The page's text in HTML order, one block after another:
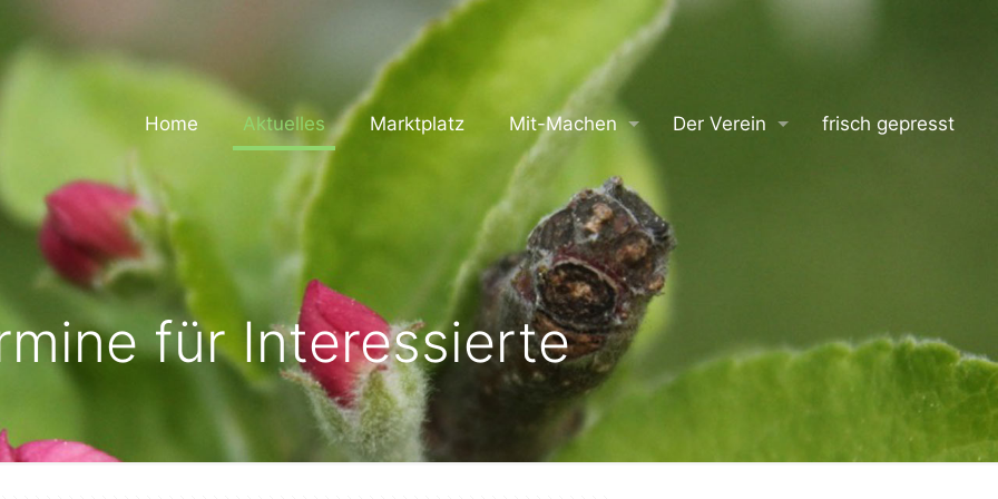
Home Aktuelles Marktplatz Mit-Machen Der Verein frisch gepresst
für Interessierte